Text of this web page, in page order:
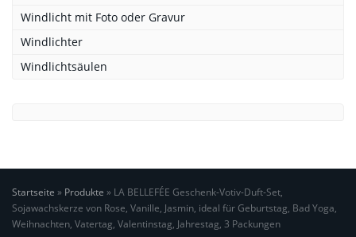
Windlicht mit Foto oder Gravur
Windlichter
Windlichtsäulen
Startseite » Produkte » LA BELLEFÉE Geschenk-Votiv-Duft-Set,
Sojawachskerze von Rose, Vanille, Jasmin, ideal für Geburtstag, Bad Yoga,
Weihnachten, Vatertag, Valentinstag, Jahrestag, 3 Packungen